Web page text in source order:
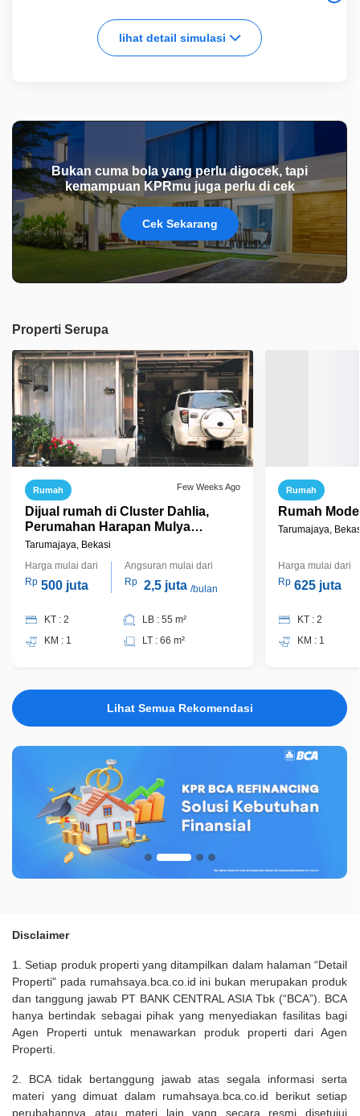
lihat detail simulasi
Bukan cuma bola yang perlu digocek, tapi
kemampuan KPRmu juga perlu di cek
Cek Sekarang
Properti Serupa
Rumah Few Weeks Ago
Dijual rumah di Cluster Dahlia,
Perumahan Harapan Mulya
Tarumajaya, Siap Huni
Tarumajaya, Bekasi
Harga mulai dari
Rp 500 juta
Angsuran mulai dari
Rp 2,5 juta /bulan
KT : 2
KM : 1
LB : 55 m²
LT : 66 m²
Rumah
Rumah
Tarumajaya,
Harga mulai dari
Rp 625 juta
KT : 2
KM : 1
Lihat Semua Rekomendasi
Disclaimer
1. Setiap produk properti yang ditampilkan dalam halaman “Detail
Properti" pada rumahsaya.bca.co.id ini bukan merupakan produk
dan tanggung jawab PT BANK CENTRAL ASIA Tbk (“BCA”). BCA
hanya bertindak sebagai pihak yang menyediakan fasilitas bagi
Agen Properti untuk menawarkan produk properti dari Agen
Properti.
2. BCA tidak bertanggung jawab atas segala informasi serta
materi yang dimuat dalam rumahsaya.bca.co.id berikut setiap
perubahannya atau materi lain yang secara resmi disetujui